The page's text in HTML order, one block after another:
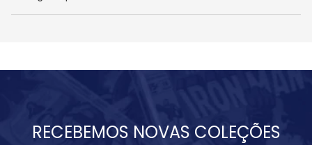
RECEBEMOS NOVAS COLEÇÕES